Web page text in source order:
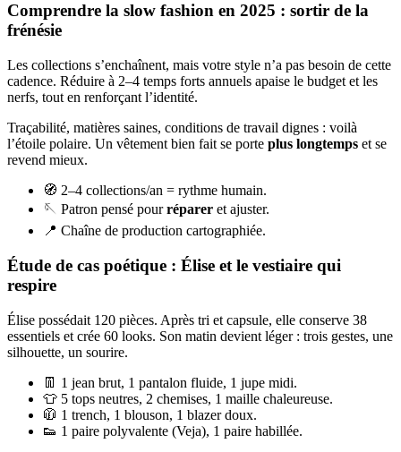
Comprendre la slow fashion en 2025 : sortir de la
frénésie
Les collections s’enchaînent, mais votre style n’a pas besoin de cette
cadence. Réduire à 2–4 temps forts annuels apaise le budget et les
nerfs, tout en renforçant l’identité.
Traçabilité, matières saines, conditions de travail dignes : voilà
l’étoile polaire. Un vêtement bien fait se porte plus longtemps et se
revend mieux.
🧭 2–4 collections/an = rythme humain.
🪡 Patron pensé pourréparer et ajuster.
📍 Chaîne de production cartographiée.
Étude de cas poétique : Élise et le vestiaire qui
respire
Élise possédait 120 pièces. Après tri et capsule, elle conserve 38
essentiels et crée 60 looks. Son matin devient léger : trois gestes, une
silhouette, un sourire.
👖 1 jean brut, 1 pantalon fluide, 1 jupe midi.
👕 5 tops neutres, 2 chemises, 1 maille chaleureuse.
🧥 1 trench, 1 blouson, 1 blazer doux.
👟 1 paire polyvalente (Veja), 1 paire habillée.